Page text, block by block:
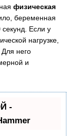
физическая
беременная
Если у
нагрузке,
него
и
-